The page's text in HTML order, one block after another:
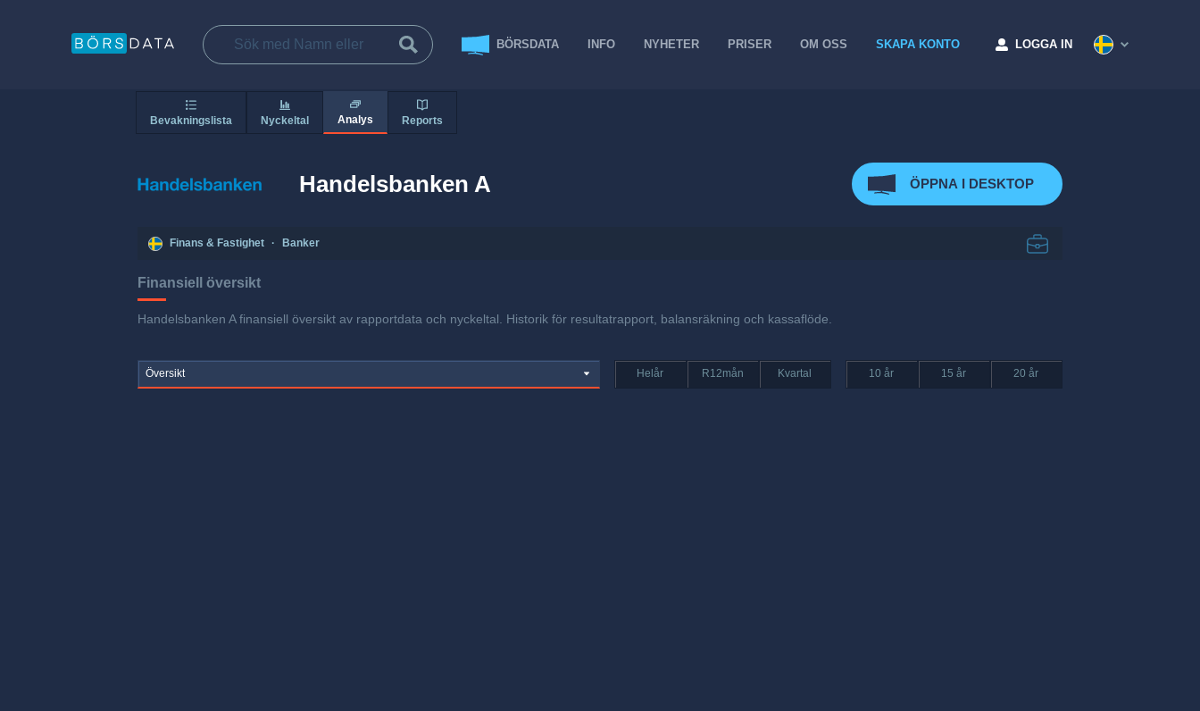
BÖRSDATA INFO NYHETER PRISER OM OSS SKAPA KONTO LOGGA IN
Bevakningslista Nyckeltal Analys Reports
Handelsbanken A ÖPPNA I DESKTOP
Finans & Fastighet · Banker
Finansiell översikt
Handelsbanken A finansiell översikt av rapportdata och nyckeltal. Historik för resultatrapport, balansräkning och kassaflöde.
Översikt Helår R12mån Kvartal 10 år 15 år 20 år